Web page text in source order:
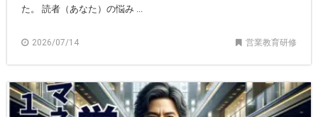
た。 読者（あなた）の悩み ...
2026/07/14 営業教育研修